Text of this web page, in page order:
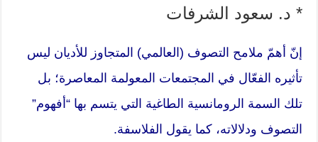
* د. سعود الشرفات
إنّ أهمّ ملامح التصوف (العالمي) المتجاوز للأديان ليس
تأثيره الفعّال في المجتمعات المعولمة المعاصرة؛ بل
تلك السمة الرومانسية الطاغية التي يتسم بها “أفهوم”
التصوف ودلالاته، كما يقول الفلاسفة.